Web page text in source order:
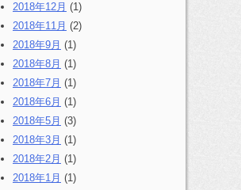
2018年12月 (1)
2018年11月 (2)
2018年9月 (1)
2018年8月 (1)
2018年7月 (1)
2018年6月 (1)
2018年5月 (3)
2018年3月 (1)
2018年2月 (1)
2018年1月 (1)